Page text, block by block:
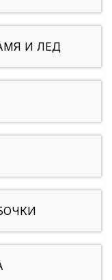
И ЛЕД